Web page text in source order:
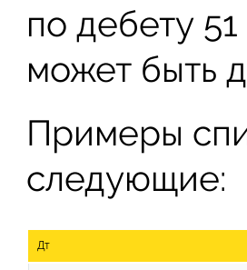
по дебету
может быть
Примеры
следующие:
Дт